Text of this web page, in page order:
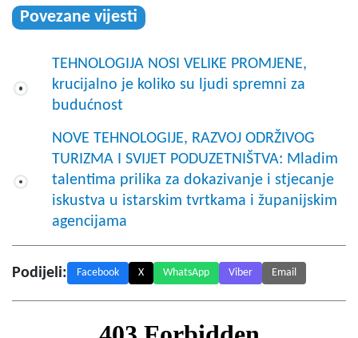
Povezane vijesti
TEHNOLOGIJA NOSI VELIKE PROMJENE,
krucijalno je koliko su ljudi spremni za
budućnost
NOVE TEHNOLOGIJE, RAZVOJ ODRŽIVOG
TURIZMA I SVIJET PODUZETNIŠTVA: Mladim
talentima prilika za dokazivanje i stjecanje
iskustva u istarskim tvrtkama i županijskim
agencijama
Podijeli: Facebook X WhatsApp Viber Email